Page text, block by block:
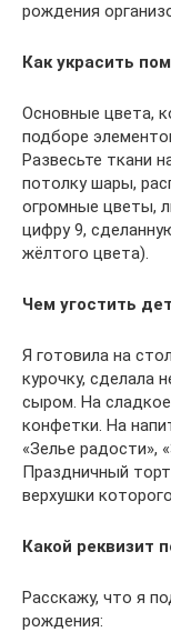
рождения
Как украсить
Основные цвета,
подборе
Развесьте ткани
потолку шары,
огромные цветы,
цифру 9,
жёлтого цвета).
Чем угостить
Я готовила на
курочку, сделала
сыром. На
конфетки. На
«Зелье радости»,
Праздничный
верхушки
Какой реквизит
Расскажу, что я
рождения: